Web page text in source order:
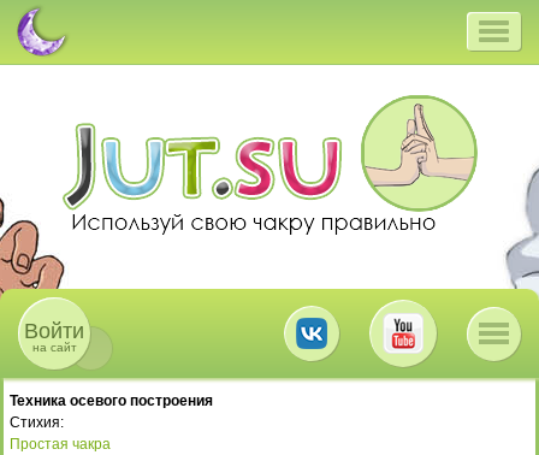
Войти
на сайт
Техника осевого построения
Стихия:
Простая чакра